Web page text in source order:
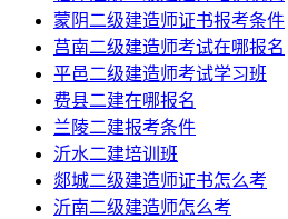
蒙阴二级建造师证书报考条件
莒南二级建造师考试在哪报名
平邑二级建造师考试学习班
费县二建在哪报名
兰陵二建报考条件
沂水二建培训班
郯城二级建造师证书怎么考
沂南二级建造师怎么考